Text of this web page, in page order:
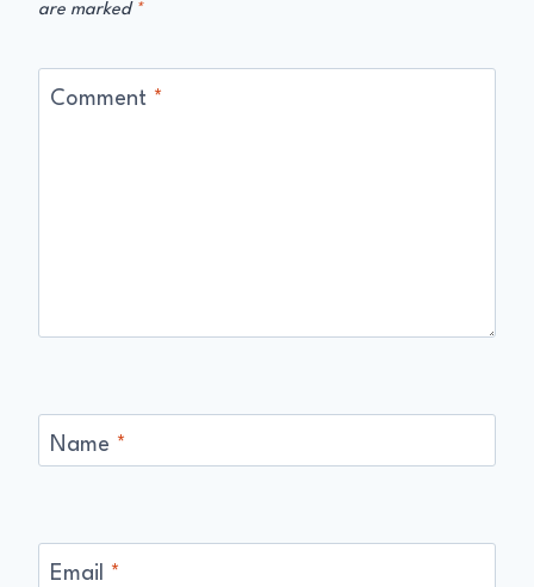
are marked *
Comment *
Name *
Email *